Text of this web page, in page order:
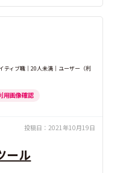
ティブ職｜20人未満｜ユーザー（利
用画像確認
投稿日： 2021年10月19日
ール